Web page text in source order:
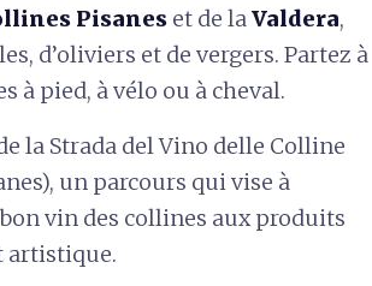
Pisanes et de laValdera,
d’oliviers et de vergers. Partez à
à pied, à vélo ou à cheval.
la Strada del Vino delle Colline
un parcours qui vise à
vin des collines aux produits
artistique.